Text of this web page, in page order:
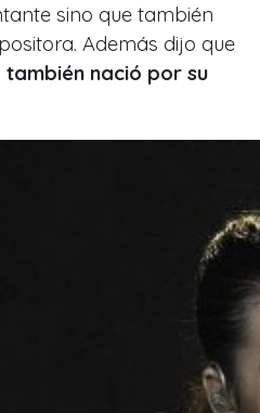
sino que también
Además dijo que
nació por su